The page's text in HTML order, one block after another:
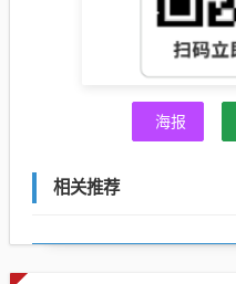
海报
相关推荐